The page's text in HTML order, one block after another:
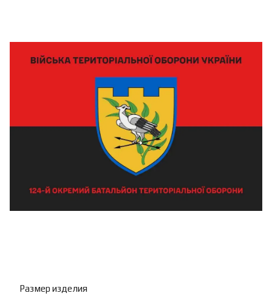
Размер изделия